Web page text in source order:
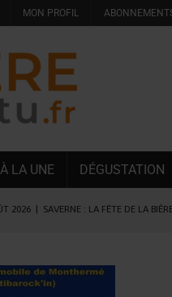
MON PROFIL
À LA UNE DÉGUSTATION
2026 SAVERNE : LA FÊTE DE LA
: LA BRASSERIE DU DAUPHINÉ
AVENIDA : 3 INNOVATIONS